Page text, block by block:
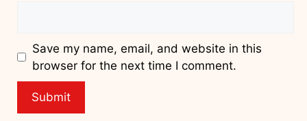
Save my name, email, and website in this
browser for the next time I comment.